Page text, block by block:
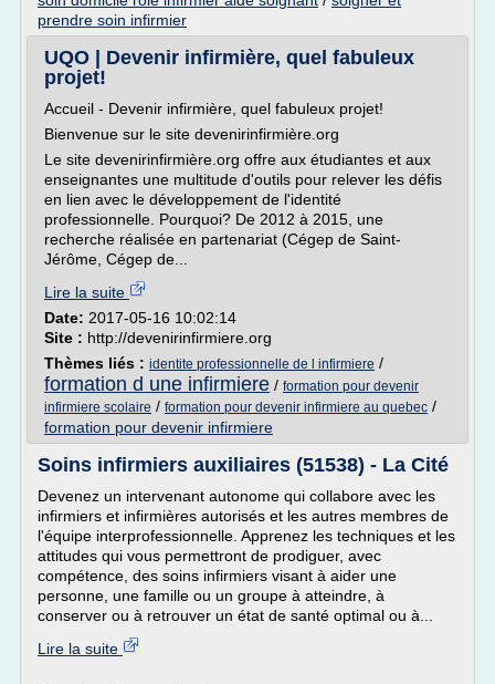
prendre soin infirmier
UQO | Devenir infirmière, quel fabuleux
projet!
Accueil - Devenir infirmière, quel fabuleux projet!
Bienvenue sur le site devenirinfirmière.org
Le site devenirinfirmière.org offre aux étudiantes et aux
enseignantes une multitude d'outils pour relever les défis
en lien avec le développement de l'identité
professionnelle. Pourquoi? De 2012 à 2015, une
recherche réalisée en partenariat (Cégep de Saint-
Jérôme, Cégep de...
Lire la suite
Date: 2017-05-16 10:02:14
Site : http://devenirinfirmiere.org
Thèmes liés : identite professionnelle de l infirmiere /
formation d une infirmiere / formation pour devenir
infirmiere scolaire / formation pour devenir infirmiere au quebec /
formation pour devenir infirmiere
Soins infirmiers auxiliaires (51538) - La Cité
Devenez un intervenant autonome qui collabore avec les
infirmiers et infirmières autorisés et les autres membres de
l'équipe interprofessionnelle. Apprenez les techniques et les
attitudes qui vous permettront de prodiguer, avec
compétence, des soins infirmiers visant à aider une
personne, une famille ou un groupe à atteindre, à
conserver ou à retrouver un état de santé optimal ou à...
Lire la suite